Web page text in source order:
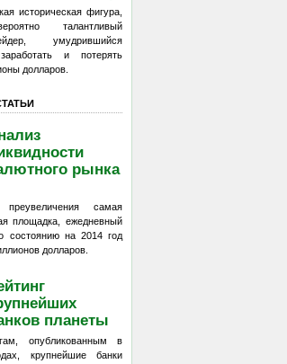
историческая фигура,
талантливый
умудрившийся
и потерять
долларов.
рынка
самая
площадка, ежедневный
состоянию на 2014 год
долларов.
планеты
опубликованным в
крупнейшие банки